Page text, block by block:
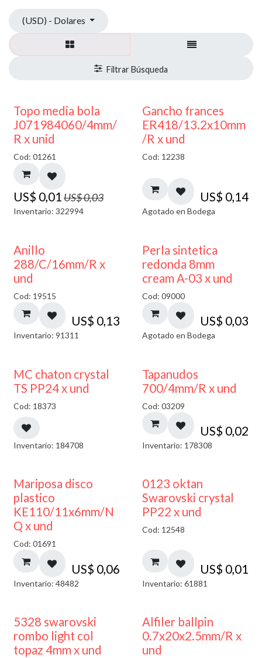
(USD) - Dolares
50% DESCUENTO
Topo media bola
J071984060/4mm/
R x unid
Cod: 01261
US$ 0,01US$0,03
Inventario: 322994
AGOTADO
Gancho frances
ER418/13.2x10mm
/R x und
Cod: 12238
US$ 0,14
Agotado en Bodega
Anillo
288/C/16mm/R x
und
Cod: 19515
US$ 0,13
Inventario: 91311
AGOTADO
Perla sintetica
redonda 8mm
cream A-03 x und
Cod: 09000
US$ 0,03
Agotado en Bodega
MC chaton crystal
TS PP24 x und
Cod: 18373
Inventario: 184708
Tapanudos
700/4mm/R x und
Cod: 03209
US$ 0,02
Inventario: 178308
Mariposa disco
plastico
KE110/11x6mm/N
Q x und
Cod: 01691
US$ 0,06
Inventario: 48482
0123 oktan
Swarovski crystal
PP22 x und
Cod: 12548
US$ 0,01
Inventario: 61881
5328 swarovski
rombo light col
topaz 4mm x und
Alfiler ballpin
0.7x20x2.5mm/R x
und